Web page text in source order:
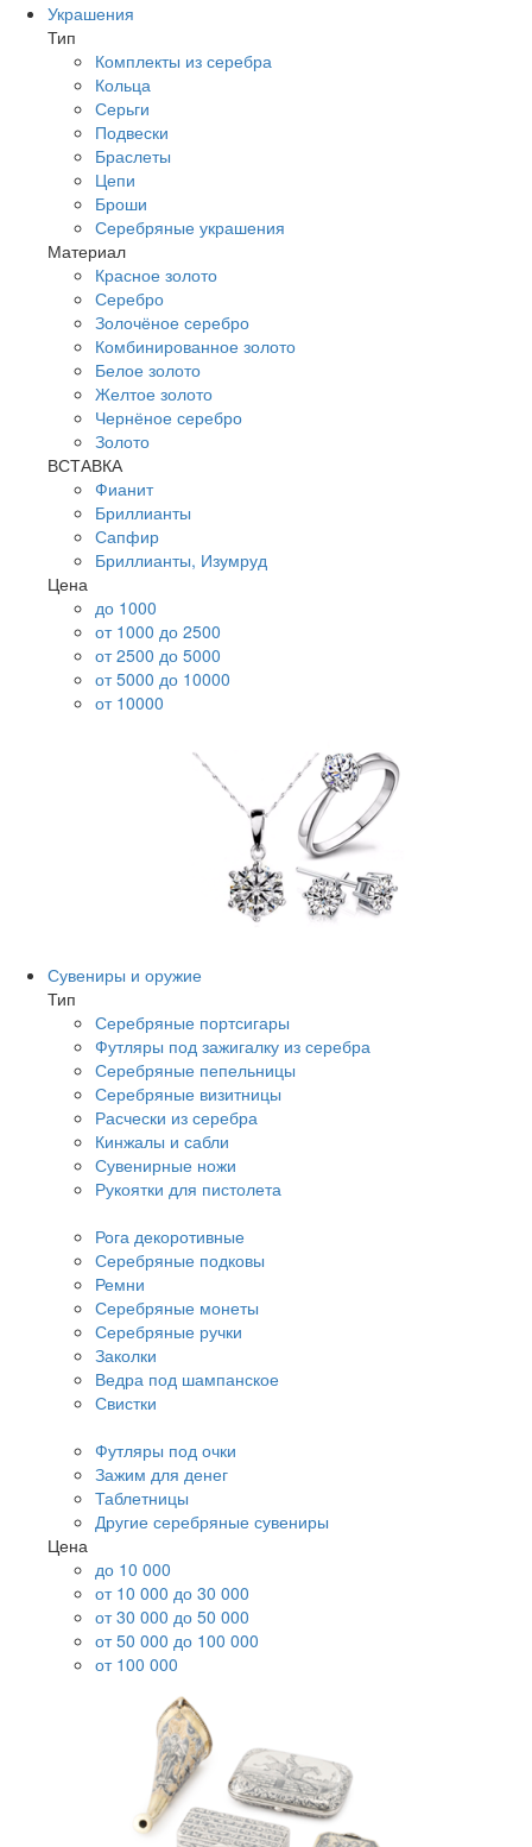
Украшения
Тип
Комплекты из серебра
Кольца
Серьги
Подвески
Браслеты
Цепи
Броши
Серебряные украшения
Материал
Красное золото
Серебро
Золочёное серебро
Комбинированное золото
Белое золото
Желтое золото
Чернёное серебро
Золото
ВСТАВКА
Фианит
Бриллианты
Сапфир
Бриллианты, Изумруд
Цена
до 1000
от 1000 до 2500
от 2500 до 5000
от 5000 до 10000
от 10000
Сувениры и оружие
Тип
Серебряные портсигары
Футляры под зажигалку из серебра
Серебряные пепельницы
Серебряные визитницы
Расчески из серебра
Кинжалы и сабли
Сувенирные ножи
Рукоятки для пистолета
Рога декоротивные
Серебряные подковы
Ремни
Серебряные монеты
Серебряные ручки
Заколки
Ведра под шампанское
Свистки
Футляры под очки
Зажим для денег
Таблетницы
Другие серебряные сувениры
Цена
до 10 000
от 10 000 до 30 000
от 30 000 до 50 000
от 50 000 до 100 000
от 100 000